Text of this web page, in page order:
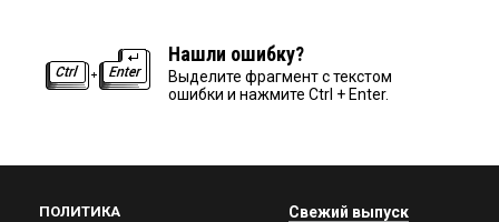
Нашли ошибку?
Выделите фрагмент с текстом
ошибки и нажмите Ctrl + Enter.
ПОЛИТИКА Свежий выпуск